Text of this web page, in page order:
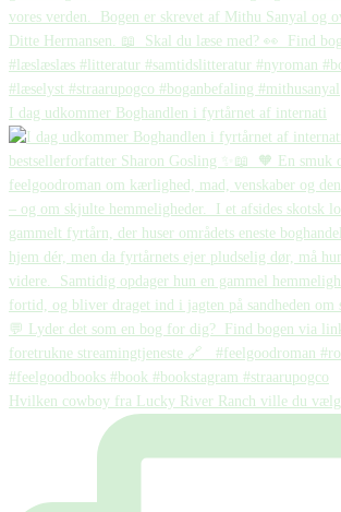
I dag udkommer Boghandlen i fyrtårnet af internati
Hvilken cowboy fra Lucky River Ranch ville du vælg